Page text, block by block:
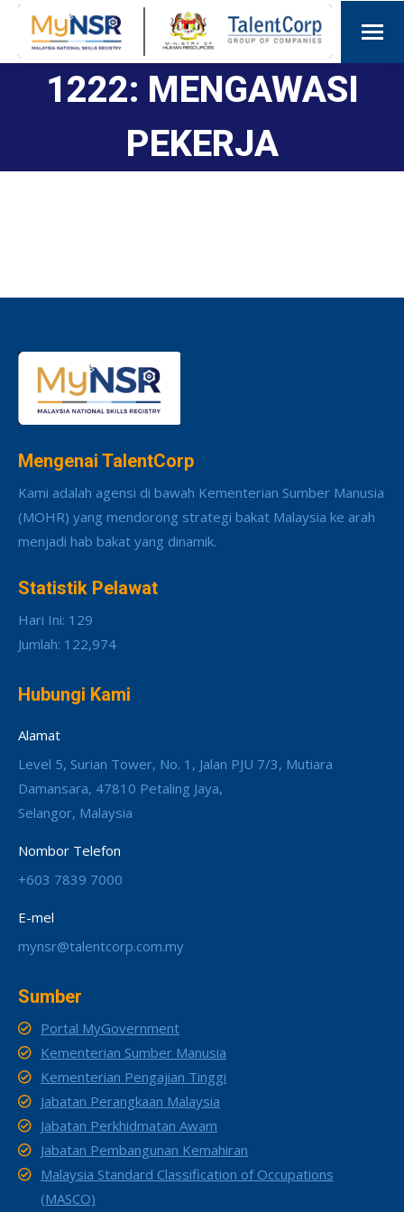
1222: MENGAWASI
PEKERJA
Mengenai TalentCorp
Kami adalah agensi di bawah Kementerian Sumber Manusia
(MOHR) yang mendorong strategi bakat Malaysia ke arah
menjadi hab bakat yang dinamik.
Statistik Pelawat
Hari Ini: 129
Jumlah: 122,974
Hubungi Kami
Alamat
Level 5, Surian Tower, No. 1, Jalan PJU 7/3, Mutiara
Damansara, 47810 Petaling Jaya,
Selangor, Malaysia
Nombor Telefon
+603 7839 7000
E-mel
mynsr@talentcorp.com.my
Sumber
Portal MyGovernment
Kementerian Sumber Manusia
Kementerian Pengajian Tinggi
Jabatan Perangkaan Malaysia
Jabatan Perkhidmatan Awam
Jabatan Pembangunan Kemahiran
Malaysia Standard Classification of Occupations
(MASCO)